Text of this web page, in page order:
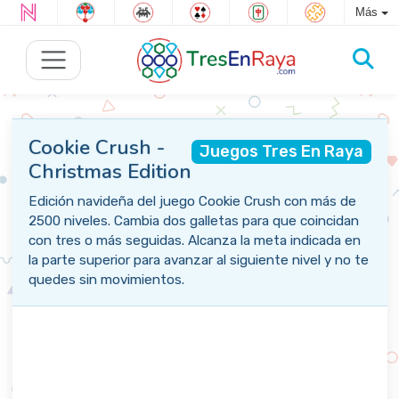
Más
Juegos Tres En Raya
Cookie Crush -
Christmas Edition
Edición navideña del juego Cookie Crush con más de
2500 niveles. Cambia dos galletas para que coincidan
con tres o más seguidas. Alcanza la meta indicada en
la parte superior para avanzar al siguiente nivel y no te
quedes sin movimientos.